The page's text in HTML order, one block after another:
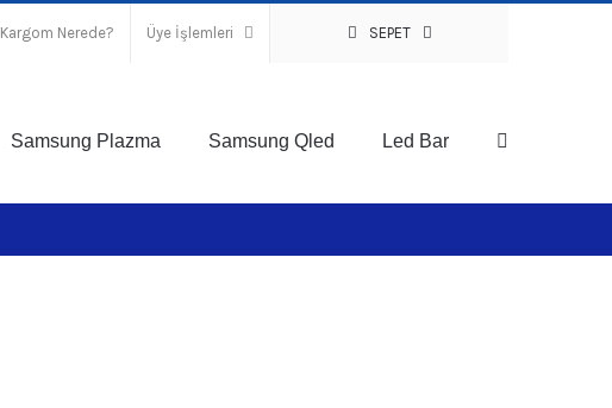
Kargom Nerede? Üye İşlemleri SEPET
Samsung Plazma Samsung Qled Led Bar